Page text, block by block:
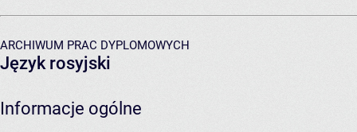
ARCHIWUM PRAC DYPLOMOWYCH
Język rosyjski
Informacje ogólne